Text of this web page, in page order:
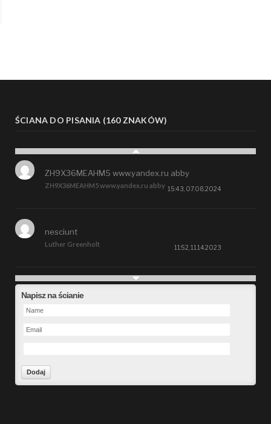
ŚCIANA DO PISANIA (160 ZNAKÓW)
ZH9X36MEAHM5 www.yandex.ru abby
ZH9X36MEAHM5 www.yandex.ru abby
15:43, 07.08.2024
Luther Greenholt
nesciunt
11:52, 11.14.2023
Future
Napisz na ścianie